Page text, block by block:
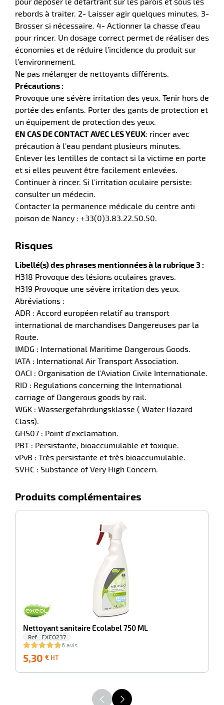
rebords à traiter. 2- Laisser agir quelques minutes. 3-
Brosser si nécessaire. 4- Actionner la chasse d’eau
pour rincer. Un dosage correct permet de réaliser des
économies et de réduire l’incidence du produit sur
l’environnement.
Ne pas mélanger de nettoyants différents.
Précautions :
Provoque une sévère irritation des yeux. Tenir hors de
portée des enfants. Porter des gants de protection et
un équipement de protection des yeux.
EN CAS DE CONTACT AVEC LES YEUX: rincer avec
précaution à l’eau pendant plusieurs minutes.
Enlever les lentilles de contact si la victime en porte
et si elles peuvent être facilement enlevées.
Continuer à rincer. Si l’irritation oculaire persiste:
consulter un médecin.
Contacter la permanence médicale du centre anti
poison de Nancy : +33(0)3.83.22.50.50.
Risques
Libellé(s) des phrases mentionnées à la rubrique 3 :
H318 Provoque des lésions oculaires graves.
H319 Provoque une sévère irritation des yeux.
Abréviations :
ADR : Accord européen relatif au transport
international de marchandises Dangereuses par la
Route.
IMDG : International Maritime Dangerous Goods.
IATA : International Air Transport Association.
OACI : Organisation de l'Aviation Civile Internationale.
RID : Regulations concerning the International
carriage of Dangerous goods by rail.
WGK : Wassergefahrdungsklasse ( Water Hazard
Class).
GHS07 : Point d'exclamation.
PBT : Persistante, bioaccumulable et toxique.
vPvB : Très persistante et très bioaccumulable.
SVHC : Substance of Very High Concern.
Produits complémentaires
Nettoyant sanitaire Ecolabel 750 ML
Ref : EXEO237
6 avis
5,30 € HT
HT